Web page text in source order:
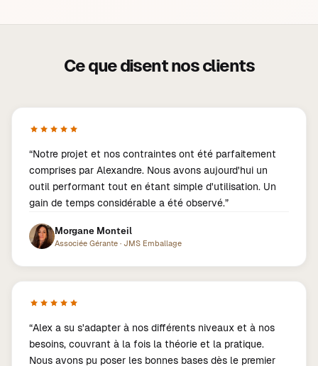
Ce que disent nos clients
“Notre projet et nos contraintes ont été parfaitement
comprises par Alexandre. Nous avons aujourd'hui un
outil performant tout en étant simple d'utilisation. Un
gain de temps considérable a été observé.”
Morgane Monteil
Associée Gérante · JMS Emballage
“Alex a su s'adapter à nos différents niveaux et à nos
besoins, couvrant à la fois la théorie et la pratique.
Nous avons pu poser les bonnes bases dès le premier